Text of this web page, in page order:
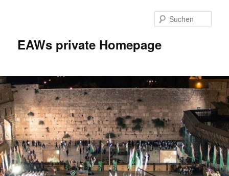
EAWs private Homepage